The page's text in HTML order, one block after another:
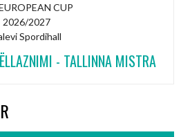
CUP
2026/2027
Spordihall
- TALLINNA MISTRA